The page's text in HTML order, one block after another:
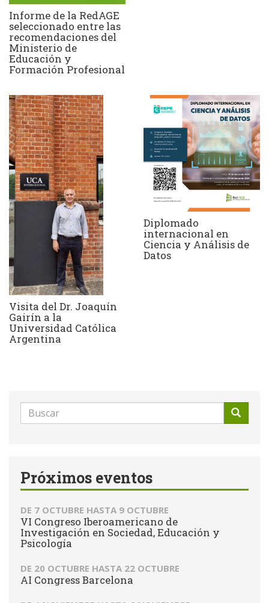
Informe de la RedAGE
seleccionado entre las
recomendaciones del
Ministerio de
Educación y
Formación Profesional
Visita del Dr. Joaquín
Gairín a la
Universidad Católica
Argentina
Diplomado
internacional en
Ciencia y Análisis de
Datos
Formulario
de
Próximos eventos
DE 7 OCTUBRE HASTA 9 OCTUBRE
VI Congreso Iberoamericano de
Investigación en Sociedad, Educación y
Psicología
DE 20 OCTUBRE HASTA 22 OCTUBRE
AI Congress Barcelona